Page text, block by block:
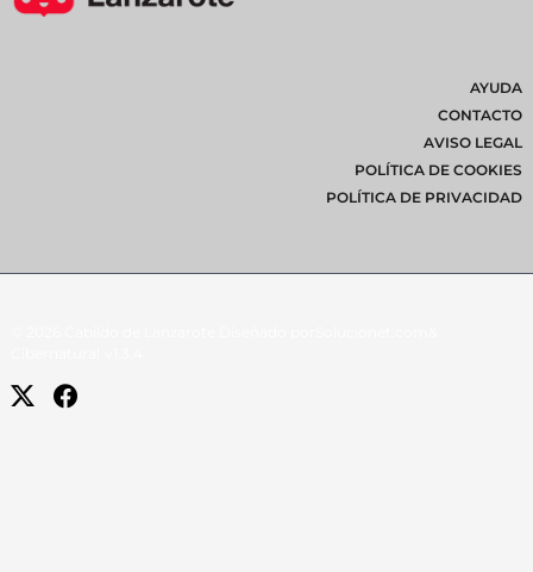
AYUDA
CONTACTO
AVISO LEGAL
POLÍTICA DE COOKIES
POLÍTICA DE PRIVACIDAD